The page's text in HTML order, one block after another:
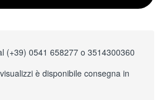
(+39) 0541 658277 o 3514300360
è disponibile consegna in